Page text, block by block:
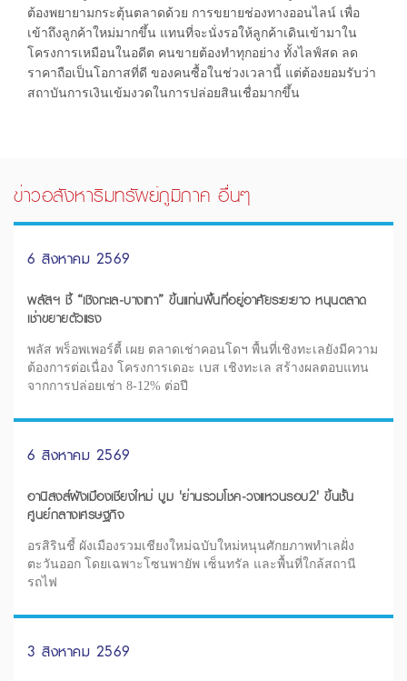
ต้องพยายามกระตุ้นตลาดด้วย การขยายช่องทางออนไลน์ เพื่อ
เข้าถึงลูกค้าใหม่มากขึ้น แทนที่จะนั่งรอให้ลูกค้าเดินเข้ามาใน
โครงการเหมือนในอดีต คนขายต้องทำทุกอย่าง ทั้งไลฟ์สด ลด
ราคาถือเป็นโอกาสที่ดี ของคนซื้อในช่วงเวลานี้ แต่ต้องยอมรับว่า
สถาบันการเงินเข้มงวดในการปล่อยสินเชื่อมากขึ้น
ข่าวอสังหาริมทรัพย์ภูมิภาค อื่นๆ
6 สิงหาคม 2569
พลัสฯ ชี้ “เชิงทะเล-บางเทา” ขึ้นแท่นพื้นที่อยู่อาศัยระยะยาว หนุนตลาด
เช่าขยายตัวแรง
พลัส พร็อพเพอร์ตี้ เผย ตลาดเช่าคอนโดฯ พื้นที่เชิงทะเลยังมีความ
ต้องการต่อเนื่อง โครงการเดอะ เบส เชิงทะเล สร้างผลตอบแทน
จากการปล่อยเช่า 8-12% ต่อปี
6 สิงหาคม 2569
อานิสงส์ผังเมืองเชียงใหม่ บูม 'ย่านรวมโชค-วงแหวนรอบ2' ขึ้นชั้น
ศูนย์กลางเศรษฐกิจ
อรสิรินชี้ ผังเมืองรวมเชียงใหม่ฉบับใหม่หนุนศักยภาพทำเลฝั่ง
ตะวันออก โดยเฉพาะโซนพายัพ เซ็นทรัล และพื้นที่ใกล้สถานี
รถไฟ
3 สิงหาคม 2569